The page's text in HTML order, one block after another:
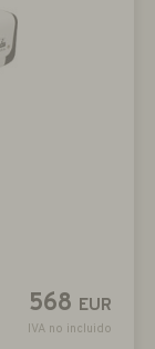
568 EUR
IVA no incluido